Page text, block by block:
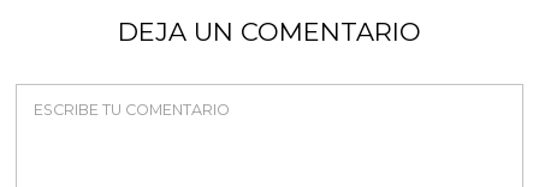
DEJA UN COMENTARIO